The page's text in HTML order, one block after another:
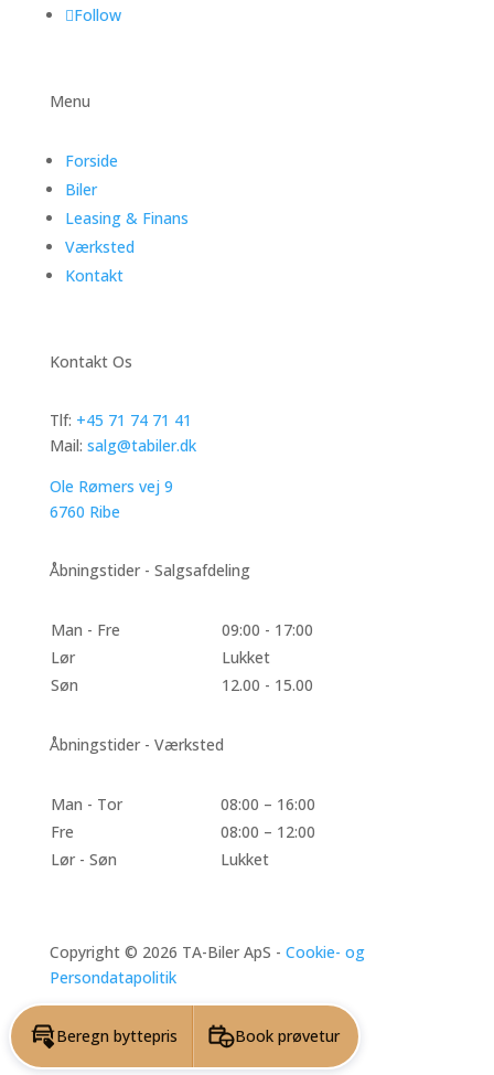
Follow
Menu
Forside
Biler
Leasing & Finans
Værksted
Kontakt
Kontakt Os
Tlf: +45 71 74 71 41
Mail: salg@tabiler.dk
Ole Rømers vej 9
6760 Ribe
Åbningstider - Salgsafdeling
Man - Fre
09:00 - 17:00
Lør
Lukket
Søn
12.00 - 15.00
Åbningstider - Værksted
Man - Tor
08:00 – 16:00
Fre
08:00 – 12:00
Lør - Søn
Lukket
Copyright © 2026 TA-Biler ApS - Cookie- og
Persondatapolitik
Beregn byttepris Book prøvetur